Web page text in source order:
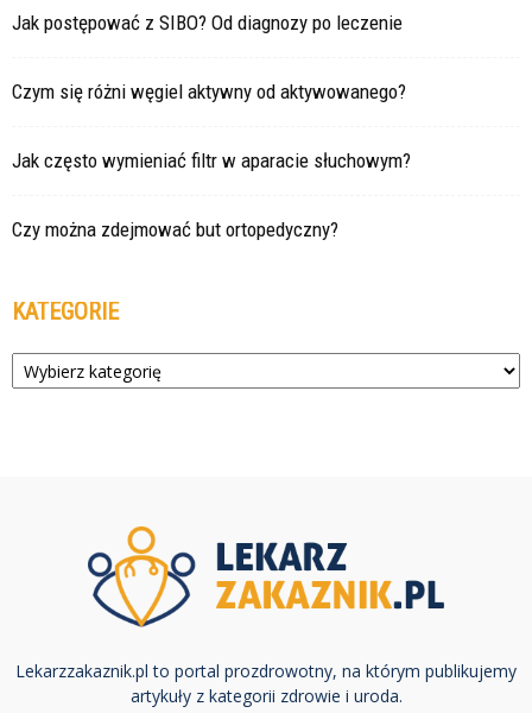
Jak postępować z SIBO? Od diagnozy po leczenie
Czym się różni węgiel aktywny od aktywowanego?
Jak często wymieniać filtr w aparacie słuchowym?
Czy można zdejmować but ortopedyczny?
KATEGORIE
Kategorie
Lekarzzakaznik.pl to portal prozdrowotny, na którym publikujemy
artykuły z kategorii zdrowie i uroda.